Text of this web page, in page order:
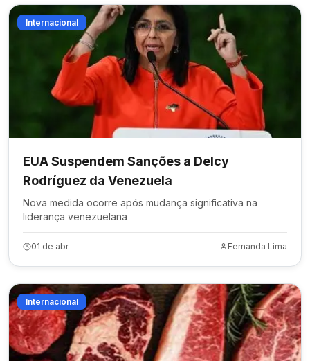
Internacional
EUA Suspendem Sanções a Delcy
Rodríguez da Venezuela
Nova medida ocorre após mudança significativa na
liderança venezuelana
01 de abr. Fernanda Lima
Internacional